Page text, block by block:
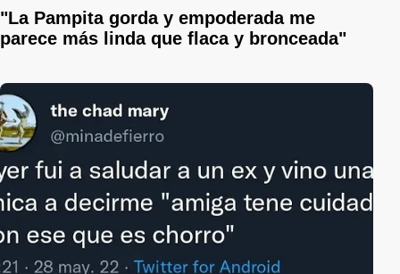
"La Pampita gorda y empoderada me
parece más linda que flaca y bronceada"